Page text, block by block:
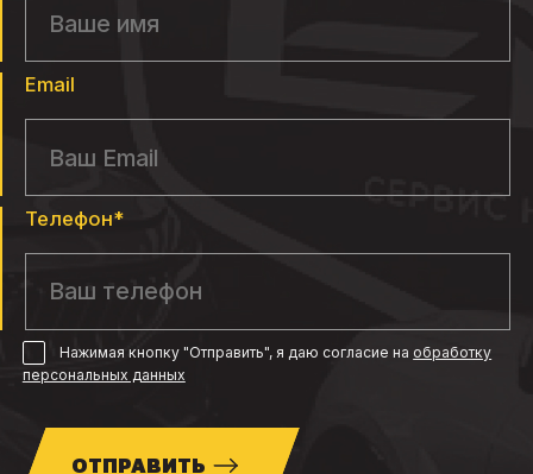
Email
Телефон*
Нажимая кнопку "Отправить", я даю согласиена обработку
персональных данных
ОТПРАВИТЬ